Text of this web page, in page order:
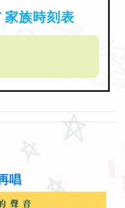
家族時刻表
唱